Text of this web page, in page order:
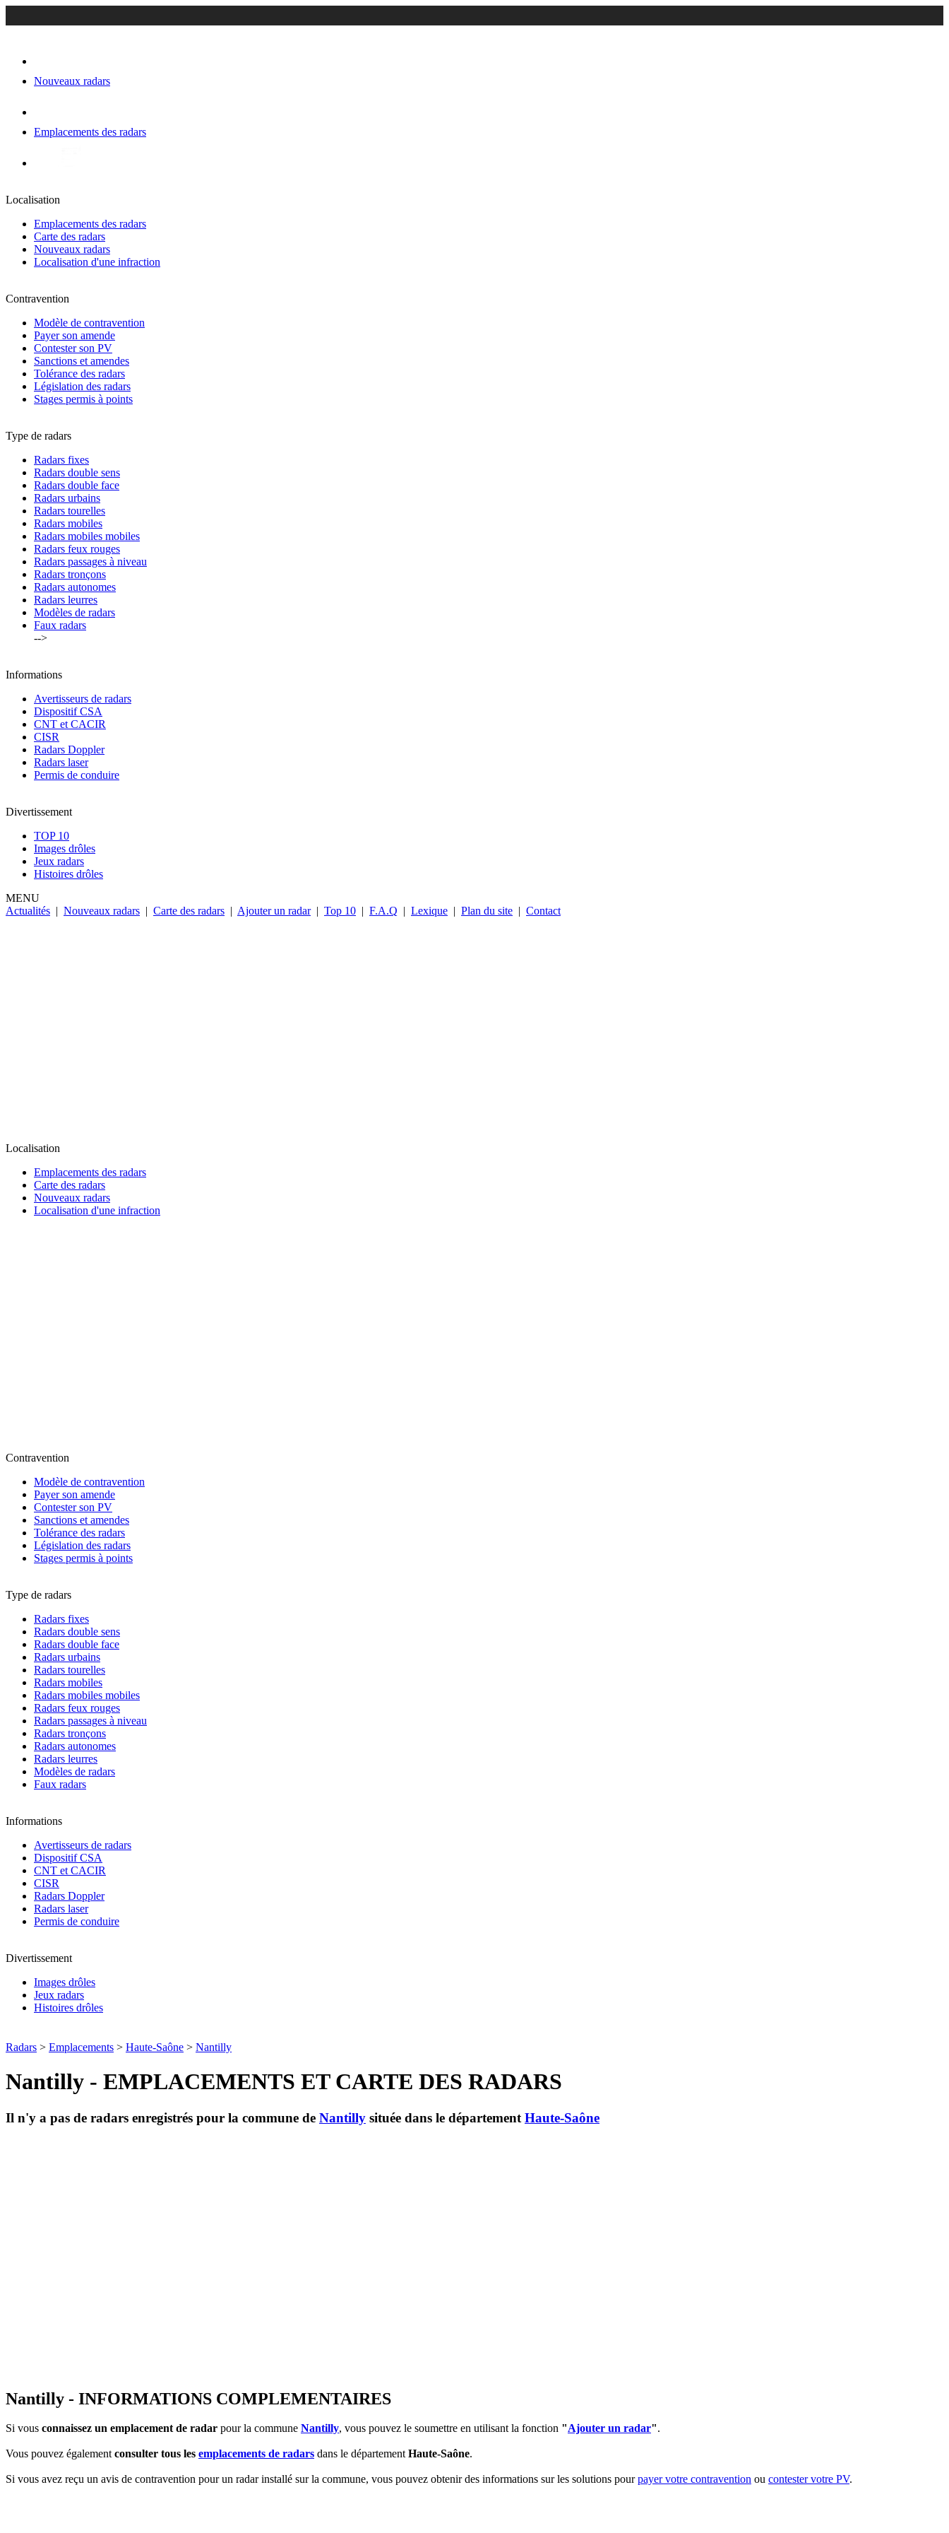
Nouveaux radars
Emplacements des radars
Localisation
Emplacements des radars
Carte des radars
Nouveaux radars
Localisation d'une infraction
Contravention
Modèle de contravention
Payer son amende
Contester son PV
Sanctions et amendes
Tolérance des radars
Législation des radars
Stages permis à points
Type de radars
Radars fixes
Radars double sens
Radars double face
Radars urbains
Radars tourelles
Radars mobiles
Radars mobiles mobiles
Radars feux rouges
Radars passages à niveau
Radars tronçons
Radars autonomes
Radars leurres
Modèles de radars
Faux radars
-->
Informations
Avertisseurs de radars
Dispositif CSA
CNT et CACIR
CISR
Radars Doppler
Radars laser
Permis de conduire
Divertissement
TOP 10
Images drôles
Jeux radars
Histoires drôles
MENU
Actualités | Nouveaux radars | Carte des radars | Ajouter un radar | Top 10 | F.A.Q | Lexique | Plan du site | Contact
Localisation
Emplacements des radars
Carte des radars
Nouveaux radars
Localisation d'une infraction
Contravention
Modèle de contravention
Payer son amende
Contester son PV
Sanctions et amendes
Tolérance des radars
Législation des radars
Stages permis à points
Type de radars
Radars fixes
Radars double sens
Radars double face
Radars urbains
Radars tourelles
Radars mobiles
Radars mobiles mobiles
Radars feux rouges
Radars passages à niveau
Radars tronçons
Radars autonomes
Radars leurres
Modèles de radars
Faux radars
Informations
Avertisseurs de radars
Dispositif CSA
CNT et CACIR
CISR
Radars Doppler
Radars laser
Permis de conduire
Divertissement
Images drôles
Jeux radars
Histoires drôles
Radars > Emplacements > Haute-Saône > Nantilly
Nantilly - EMPLACEMENTS ET CARTE DES RADARS
Il n'y a pas de radars enregistrés pour la commune de Nantilly située dans le département Haute-Saône
Nantilly - INFORMATIONS COMPLEMENTAIRES
Si vous connaissez un emplacement de radar pour la commune Nantilly, vous pouvez le soumettre en utilisant la fonction "Ajouter un radar".
Vous pouvez égalementconsulter tous les emplacements de radars dans le départementHaute-Saône.
Si vous avez reçu un avis de contravention pour un radar installé sur la commune, vous pouvez obtenir des informations sur les solutions pourpayer votre contravention ou contester votre PV.